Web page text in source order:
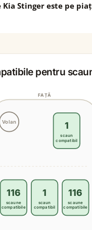
Kia Stinger este pe
pentru
Volan
FAȚĂ
1
scaun
compatibil
116
scaune
compatibile
1
scaun
compatibil
116
scaune
compatibile